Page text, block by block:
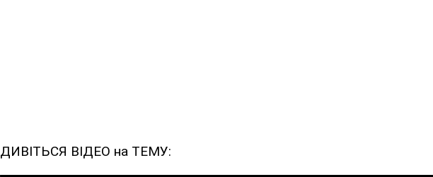
ДИВІТЬСЯ ВІДЕО на ТЕМУ: